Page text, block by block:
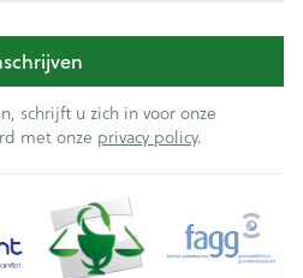
schrijft u zich in voor onze
met onze privacy policy.